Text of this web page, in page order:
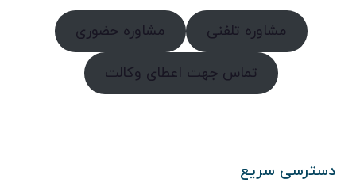
مشاوره تلفنی مشاوره حضوری
تماس جهت اعطای وکالت
دسترسی سریع